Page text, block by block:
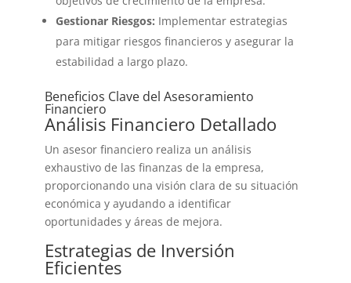
Gestionar Riesgos: Implementar estrategias
para mitigar riesgos financieros y asegurar la
estabilidad a largo plazo.
Beneficios Clave del Asesoramiento
Financiero
Análisis Financiero Detallado
Un asesor financiero realiza un análisis
exhaustivo de las finanzas de la empresa,
proporcionando una visión clara de su situación
económica y ayudando a identificar
oportunidades y áreas de mejora.
Estrategias de Inversión
Eficientes